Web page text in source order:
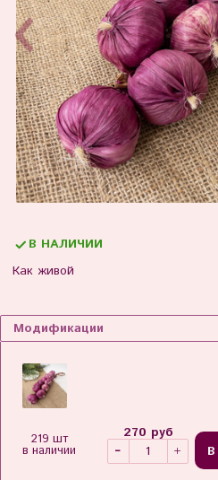
Как живой
В НАЛИЧИИ
Модификации
219 шт
в наличии
270 руб